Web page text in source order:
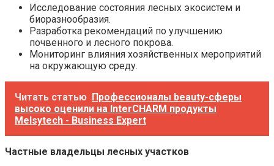
Исследование состояния лесных экосистем и
биоразнообразия.
Разработка рекомендаций по улучшению
почвенного и лесного покрова.
Мониторинг влияния хозяйственных мероприятий
на окружающую среду.
Читать статью Профессионалы beauty-сферы
высоко оценили на InterCHARM продукты
Melsytech - Business Expert
Частные владельцы лесных участков